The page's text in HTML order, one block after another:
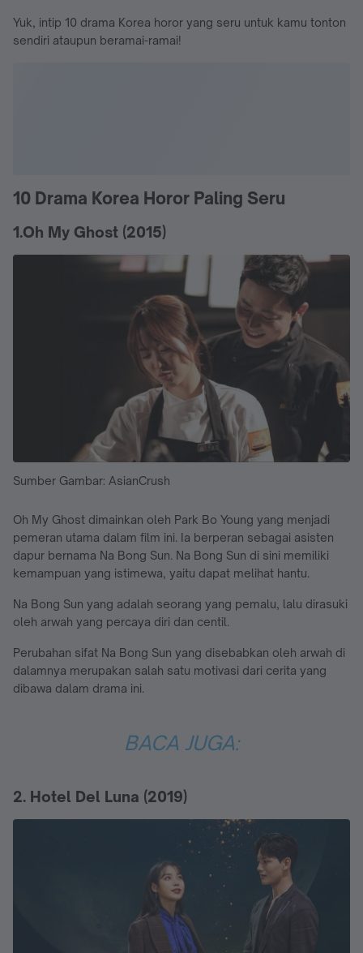
Yuk, intip 10 drama Korea horor yang seru untuk kamu tonton
sendiri ataupun beramai-ramai!
10 Drama Korea Horor Paling Seru
1.Oh My Ghost (2015)
Sumber Gambar: AsianCrush
Oh My Ghost dimainkan oleh Park Bo Young yang menjadi
pemeran utama dalam film ini. Ia berperan sebagai asisten
dapur bernama Na Bong Sun. Na Bong Sun di sini memiliki
kemampuan yang istimewa, yaitu dapat melihat hantu.
Na Bong Sun yang adalah seorang yang pemalu, lalu dirasuki
oleh arwah yang percaya diri dan centil.
Perubahan sifat Na Bong Sun yang disebabkan oleh arwah di
dalamnya merupakan salah satu motivasi dari cerita yang
dibawa dalam drama ini.
BACA JUGA:
2. Hotel Del Luna (2019)